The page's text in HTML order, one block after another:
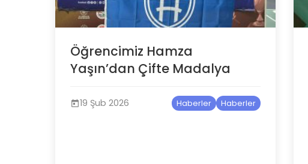
Öğrencimiz Hamza
Yaşın’dan Çifte Madalya
19 Şub 2026 Haberler Haberler